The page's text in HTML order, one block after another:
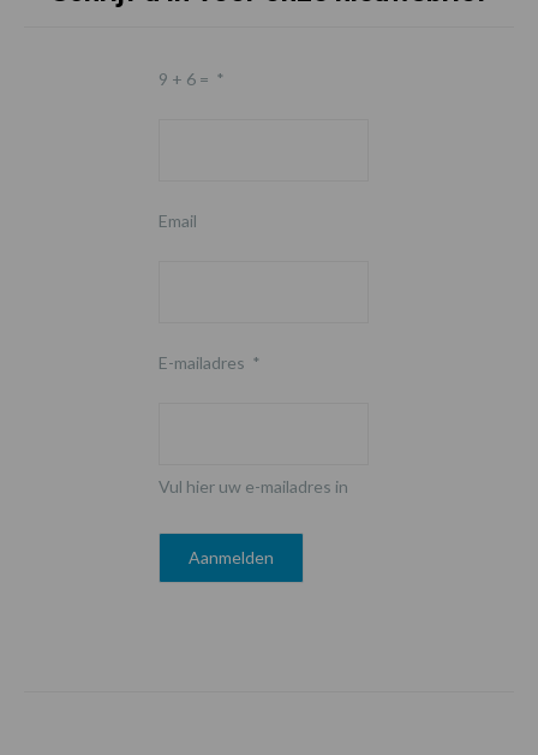
9 + 6 = *
Email
E-mailadres *
Vul hier uw e-mailadres in